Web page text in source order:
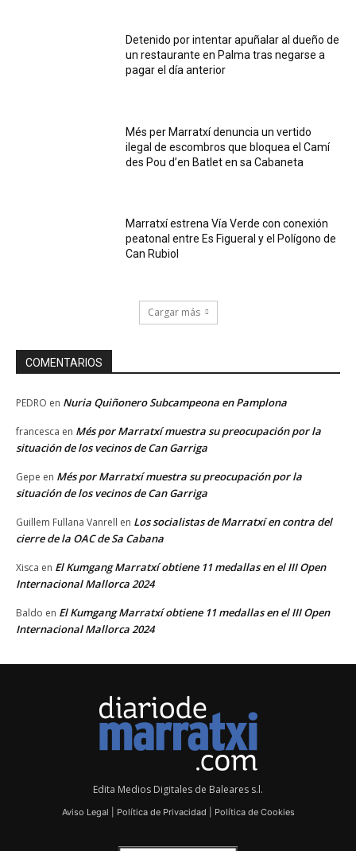
Detenido por intentar apuñalar al dueño de
un restaurante en Palma tras negarse a
pagar el día anterior
Més per Marratxí denuncia un vertido
ilegal de escombros que bloquea el Camí
des Pou d’en Batlet en sa Cabaneta
Marratxí estrena Vía Verde con conexión
peatonal entre Es Figueral y el Polígono de
Can Rubiol
Cargar más
COMENTARIOS
PEDRO en Nuria Quiñonero Subcampeona en Pamplona
francesca en Més por Marratxí muestra su preocupación por la
situación de los vecinos de Can Garriga
Gepe en Més por Marratxí muestra su preocupación por la
situación de los vecinos de Can Garriga
Guillem Fullana Vanrell en Los socialistas de Marratxí en contra del
cierre de la OAC de Sa Cabana
Xisca en El Kumgang Marratxí obtiene 11 medallas en el III Open
Internacional Mallorca 2024
Baldo en El Kumgang Marratxí obtiene 11 medallas en el III Open
Internacional Mallorca 2024
Edita Medios Digitales de Baleares s.l.
Aviso Legal Política de Privacidad Política de Cookies